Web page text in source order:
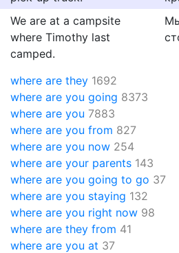
We are at a campsite
where Timothy last
camped.
where are they 1692
where are you going 8373
where are you 7883
where are you from 827
where are you now 254
where are your parents 143
where are you going to go 37
where are you staying 132
where are you right now 98
where are they from 41
where are you at 37